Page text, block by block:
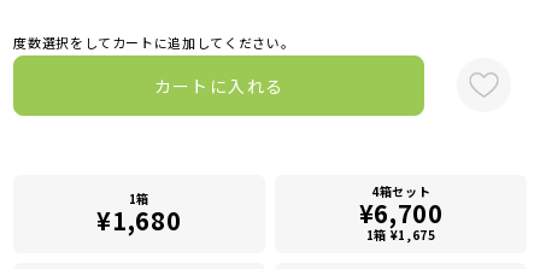
度数選択をしてカートに追加してください。
カートに入れる
1箱
¥1,680
4箱セット
¥6,700
1箱 ¥1,675